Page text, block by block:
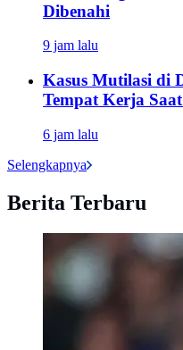
Dibenahi
9 jam lalu
Kasus Mutilasi di
Tempat Kerja
6 jam lalu
Selengkapnya
Berita Terbaru